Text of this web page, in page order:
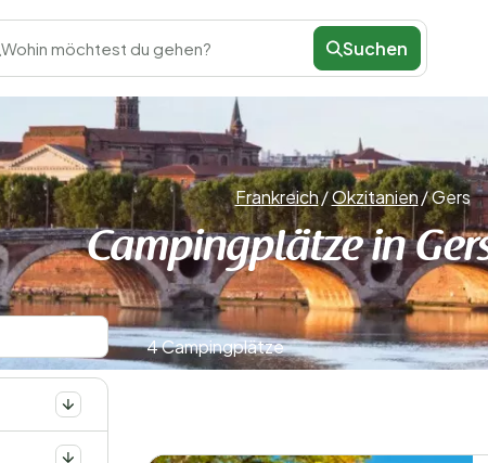
Wohin möchtest du gehen? Suchen
Frankreich/Okzitanien/Gers
Campingplätze in
4 Campingplätze